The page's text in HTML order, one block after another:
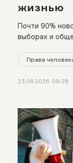
жизнью
Почти 90%
выборах и
Права
23.06.2026, 09:28